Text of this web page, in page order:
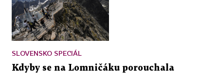
SLOVENSKO SPECIÁL
Kdyby se na Lomničáku porouchala